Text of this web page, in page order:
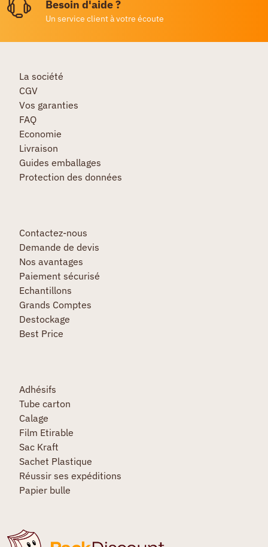
Besoin d'aide ?
Un service client à votre écoute
La société
CGV
Vos garanties
FAQ
Economie
Livraison
Guides emballages
Protection des données
Contactez-nous
Demande de devis
Nos avantages
Paiement sécurisé
Echantillons
Grands Comptes
Destockage
Best Price
Adhésifs
Tube carton
Calage
Film Etirable
Sac Kraft
Sachet Plastique
Réussir ses expéditions
Papier bulle